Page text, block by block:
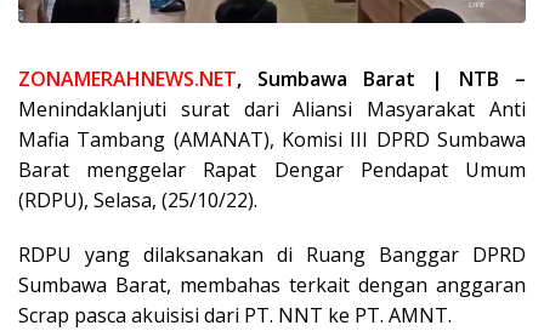
ZONAMERAHNEWS.NET, Sumbawa Barat | NTB –
Menindaklanjuti surat dari Aliansi Masyarakat Anti
Mafia Tambang (AMANAT), Komisi III DPRD Sumbawa
Barat menggelar Rapat Dengar Pendapat Umum
(RDPU), Selasa, (25/10/22).
RDPU yang dilaksanakan di Ruang Banggar DPRD
Sumbawa Barat, membahas terkait dengan anggaran
Scrap pasca akuisisi dari PT. NNT ke PT. AMNT.